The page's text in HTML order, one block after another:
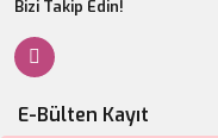
Bizi Takip Edin!
E-Bülten Kayıt